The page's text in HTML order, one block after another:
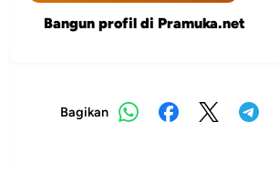
Bangun profil di Pramuka.net
Bagikan